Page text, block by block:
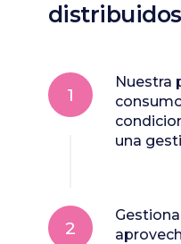
distribuidos
1
Nuestra
una
2